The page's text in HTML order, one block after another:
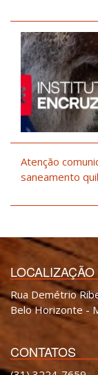
Atenção
saneamento
LOCALIZAÇÃO
Rua Demétrio
Belo Horizonte -
CONTATOS